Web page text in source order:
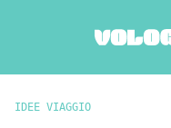
IDEE VIAGGIO